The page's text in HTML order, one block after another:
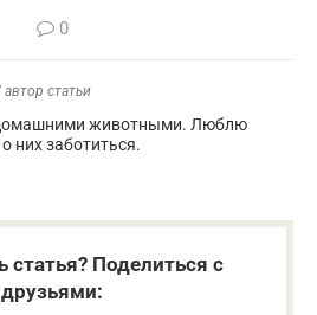
0
автор статьи
домашними животными. Люблю
них заботиться.
статья? Поделиться с
друзьями: